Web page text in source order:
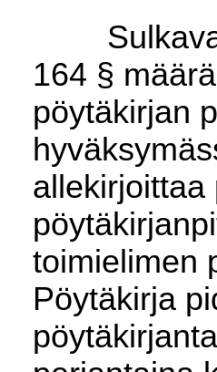
164 §
pöytäkirjan
allekirjoittaa
toimielimen
Pöytäkirja